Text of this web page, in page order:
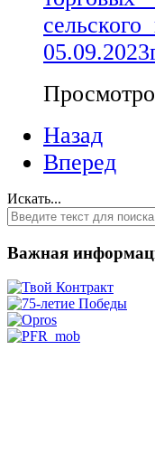
Назад
Вперед
Искать...
Важная